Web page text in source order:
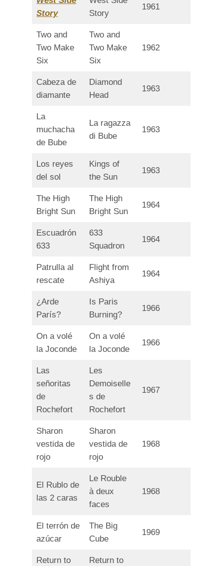
Story
Story
1961
Two and
Two Make
Six
Two and
Two Make
Six
1962
Cabeza de
diamante
Diamond
Head
1963
La
muchacha
de Bube
La ragazza
di Bube
1963
Los reyes
del sol
Kings of
the Sun
1963
The High
Bright Sun
The High
Bright Sun
1964
Escuadrón
633
633
Squadron
1964
Patrulla al
rescate
Flight from
Ashiya
1964
¿Arde
París?
Is Paris
Burning?
1966
On a volé
la Joconde
On a volé
la Joconde
1966
Las
señoritas
de
Rochefort
Les
Demoiselle
s de
Rochefort
1967
Sharon
vestida de
rojo
Sharon
vestida de
rojo
1968
El Rublo de
las 2 caras
Le Rouble
à deux
faces
1968
El terrón de
azúcar
The Big
Cube
1969
Return to
Return to